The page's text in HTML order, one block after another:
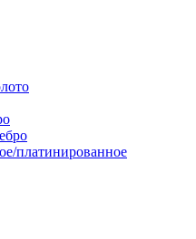
платинированное